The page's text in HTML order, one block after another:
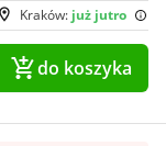
Kraków: już jutro
do koszyka